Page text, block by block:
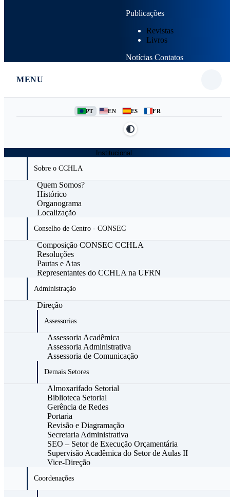
Publicações
Revistas
Livros
Notícias Contatos
MENU
PT EN ES FR
Institucional
Sobre o CCHLA
Quem Somos?
Histórico
Organograma
Localização
Conselho de Centro - CONSEC
Composição CONSEC CCHLA
Resoluções
Pautas e Atas
Representantes do CCHLA na UFRN
Administração
Direção
Assessorias
Assessoria Acadêmica
Assessoria Administrativa
Assessoria de Comunicação
Demais Setores
Almoxarifado Setorial
Biblioteca Setorial
Gerência de Redes
Portaria
Revisão e Diagramação
Secretaria Administrativa
SEO – Setor de Execução Orçamentária
Supervisão Acadêmica do Setor de Aulas II
Vice-Direção
Coordenações